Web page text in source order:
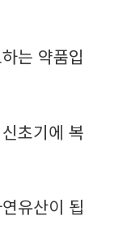
는 약품입
초기에 복
유산이 됩